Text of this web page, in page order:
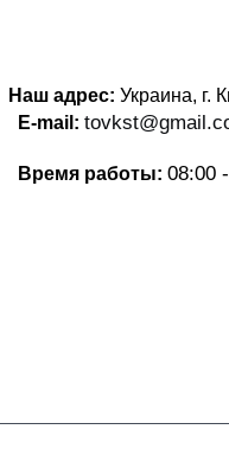
Наш адрес: Украина, г.
E-mail:
Время работы: 08:00